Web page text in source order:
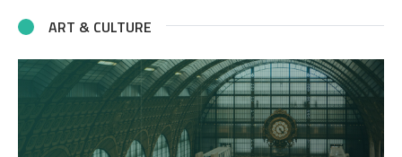
ART & CULTURE